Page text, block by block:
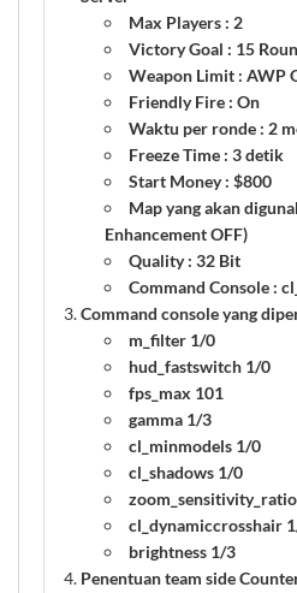
Max Players : 2
Victory Goal : 15
Weapon Limit : AWP
Friendly Fire : On
Waktu per ronde : 2
Freeze Time : 3 detik
Start Money: $800
Map yang akan
Enhancement OFF)
Quality: 32 Bit
Command Console :
Command console yang
m_filter 1/0
hud_fastswitch 1/0
fps_max 101
gamma 1/3
cl_minmodels 1/0
cl_shadows 1/0
zoom_sensitivity_ratio
cl_dynamiccrosshair
brightness 1/3
Penentuan team side